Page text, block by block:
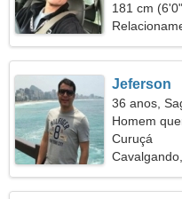
181 cm
Jeferson
36 anos,
Homem
Curuçá